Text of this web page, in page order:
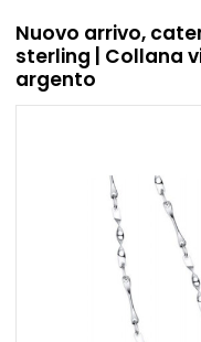
Nuovo arrivo,
sterling | Collana
argento